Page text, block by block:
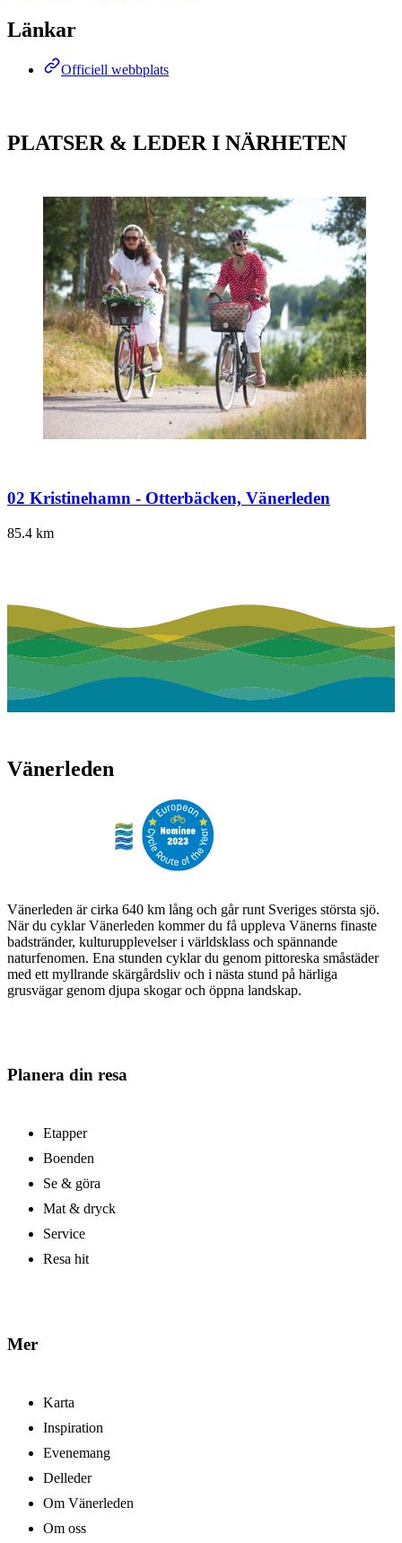
Länkar
Officiell webbplats
PLATSER & LEDER I NÄRHETEN
02 Kristinehamn - Otterbäcken, Vänerleden
85.4 km
Vänerleden
Vänerleden är cirka 640 km lång och går runt Sveriges största sjö.
När du cyklar Vänerleden kommer du få uppleva Vänerns finaste
badstränder, kulturupplevelser i världsklass och spännande
naturfenomen. Ena stunden cyklar du genom pittoreska småstäder
med ett myllrande skärgårdsliv och i nästa stund på härliga
grusvägar genom djupa skogar och öppna landskap.
Planera din resa
Etapper
Boenden
Se & göra
Mat & dryck
Service
Resa hit
Mer
Karta
Inspiration
Evenemang
Delleder
Om Vänerleden
Om oss